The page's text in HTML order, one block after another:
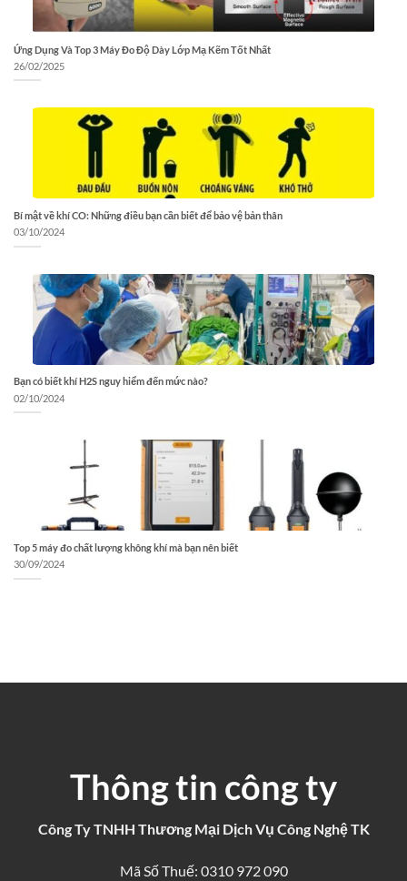
Ứng Dụng Và Top 3 Máy Đo Độ Dày Lớp Mạ Kẽm Tốt Nhất
26/02/2025
Bí mật về khí CO: Những điều bạn cần biết để bảo vệ bản thân
03/10/2024
Bạn có biết khí H2S nguy hiểm đến mức nào?
02/10/2024
Top 5 máy đo chất lượng không khí mà bạn nên biết
30/09/2024
Thông tin công ty
Công Ty TNHH Thương Mại Dịch Vụ Công Nghệ TK
Mã Số Thuế: 0310 972 090